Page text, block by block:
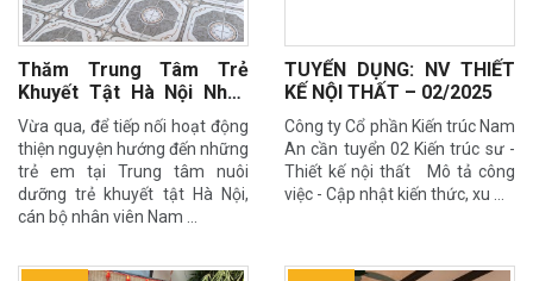
Thăm Trung Tâm Trẻ
Khuyết Tật Hà Nội Nhân
Dịp Tết Trung Thu 2025
Vừa qua, để tiếp nối hoạt động
thiện nguyện hướng đến những
trẻ em tại Trung tâm nuôi
dưỡng trẻ khuyết tật Hà Nội,
cán bộ nhân viên Nam …
TUYỂN DỤNG: NV THIẾT
KẾ NỘI THẤT – 02/2025
Công ty Cổ phần Kiến trúc Nam
An cần tuyển 02 Kiến trúc sư -
Thiết kế nội thất Mô tả công
việc - Cập nhật kiến thức, xu …